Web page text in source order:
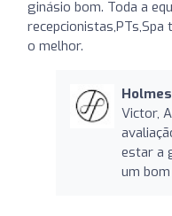
ginásio bom. Toda a
o melhor.
Victor,
estar a
um